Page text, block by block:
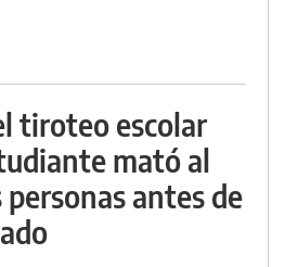
tiroteo escolar
mató al
personas antes de